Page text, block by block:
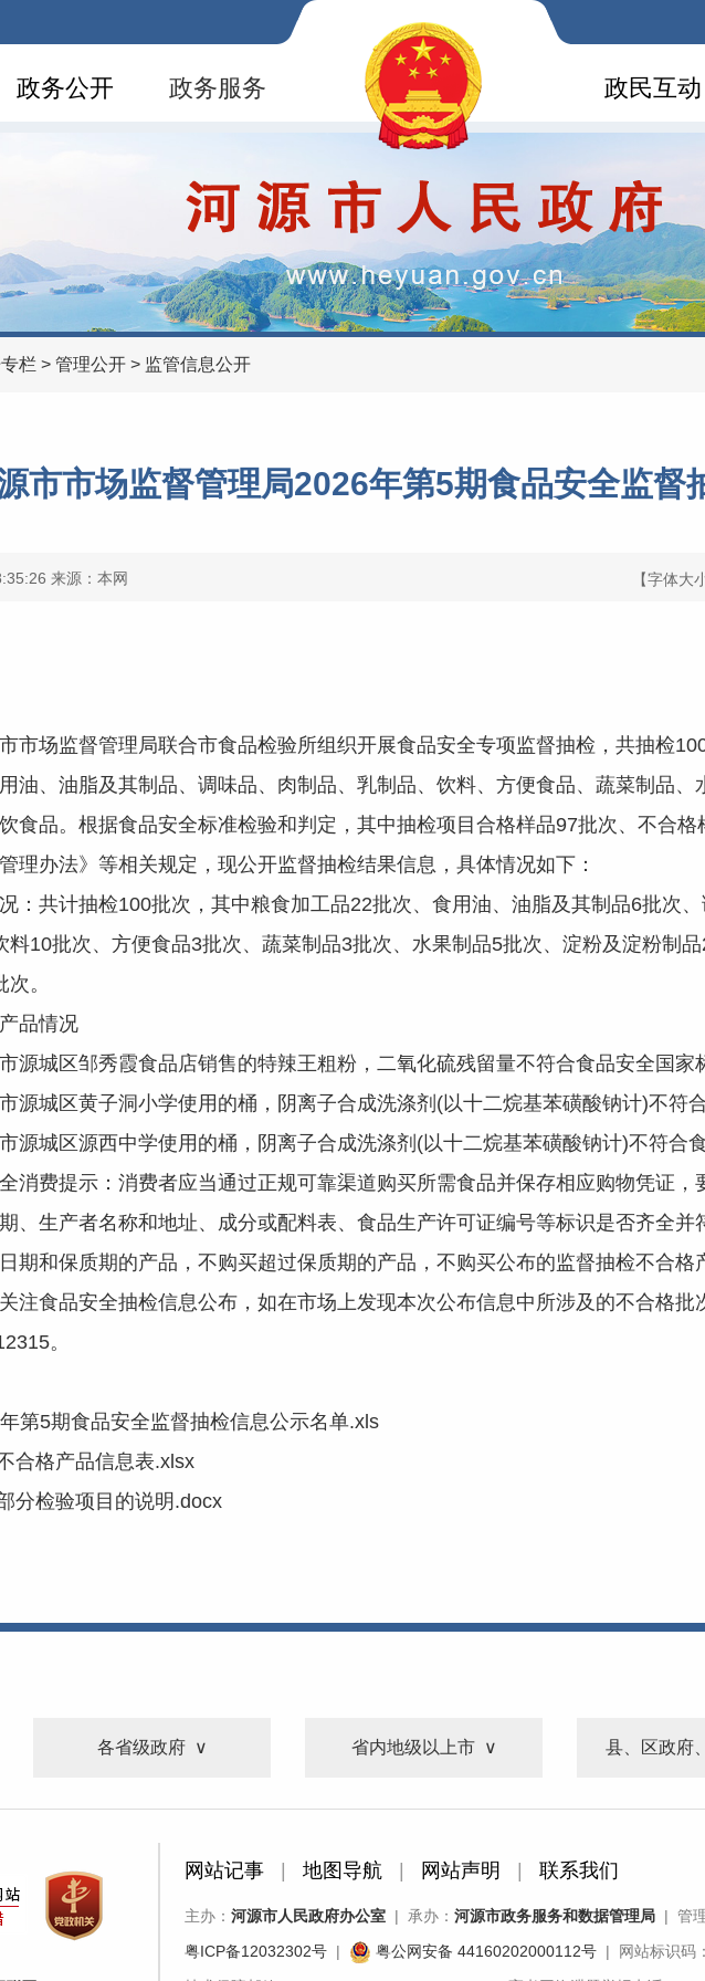
政务公开 政务服务 政民互动
栏 > 管理公开 > 监管信息公开
市市场监督管理局2026年第5期食品安全监督
来源：本网 【字体大
场监督管理局联合市食品检验所组织开展食品安全专项监督抽检，共抽检
油、油脂及其制品、调味品、肉制品、乳制品、饮料、方便食品、蔬菜制品
食品。根据食品安全标准检验和判定，其中抽检项目合格样品97批次、不合
理办法》等相关规定，现公开监督抽检结果信息，具体情况如下：
共计抽检100批次，其中粮食加工品22批次、食用油、油脂及其制品6批次、
料10批次、方便食品3批次、蔬菜制品3批次、水果制品5批次、淀粉及淀粉制
。
品情况
城区邹秀霞食品店销售的特辣王粗粉，二氧化硫残留量不符合食品安全国家
城区黄子洞小学使用的桶，阴离子合成洗涤剂(以十二烷基苯磺酸钠计)不符合
城区源西中学使用的桶，阴离子合成洗涤剂(以十二烷基苯磺酸钠计)不符合食
费提示：消费者应当通过正规可靠渠道购买所需食品并保存相应购物凭证，
、生产者名称和地址、成分或配料表、食品生产许可证编号等标识是否齐全
期和保质期的产品，不购买超过保质期的产品，不购买公布的监督抽检不合
注食品安全抽检信息公布，如在市场上发现本次公布信息中所涉及的不合格
。
第5期食品安全监督抽检信息公示名单.xls
合格产品信息表.xlsx
分检验项目的说明.docx
各省级政府 省内地级以上市 县、区政府
网站记事 地图导航 网站声明 联系我们
主办： 河源市人民政府办公室 | 承办： 河源市政务服务和数据管理局 | 管
粤ICP备12032302号 | 粤公网安备 44160202000112号 | 网站标识码